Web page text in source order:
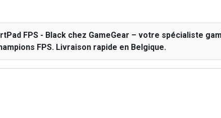
FPS - Black chez GameGear – votre spécialiste
FPS. Livraison rapide en Belgique.